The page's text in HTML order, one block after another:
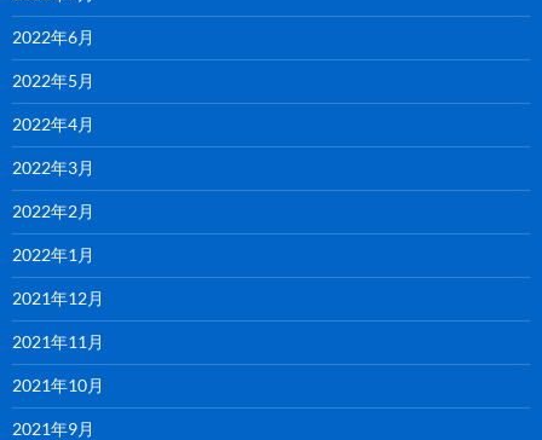
2022年6月
2022年5月
2022年4月
2022年3月
2022年2月
2022年1月
2021年12月
2021年11月
2021年10月
2021年9月